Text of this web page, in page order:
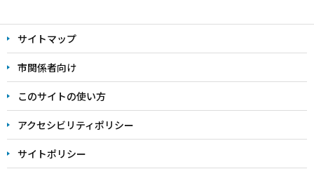
文
こ
こ
ま
で
サイトマップ
市関係者向け
このサイトの使い方
アクセシビリティポリシー
サイトポリシー